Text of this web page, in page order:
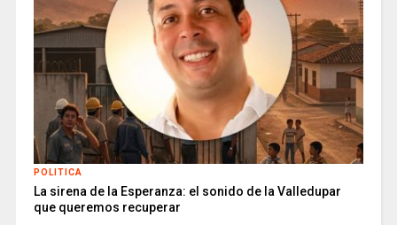
POLITICA
La sirena de la Esperanza: el sonido de la Valledupar
que queremos recuperar